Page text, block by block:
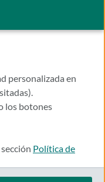
personalizada en
los botones
Política de